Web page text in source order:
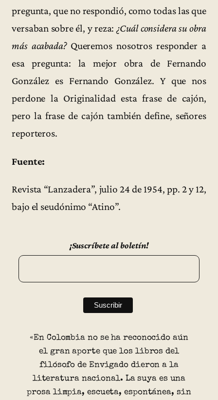
pregunta, que no respondió, como todas las que
versaban sobre él, y reza: ¿Cuál considera su obra
más acabada?Queremos nosotros responder a
esa pregunta: la mejor obra de Fernando
González es Fernando González. Y que nos
perdone la Originalidad esta frase de cajón,
pero la frase de cajón también define, señores
reporteros.
Fuente:
Revista “Lanzadera”, julio 24 de 1954, pp. 2 y 12,
bajo el seudónimo “Atino”.
¡Suscríbete al boletín!
«En Colombia no se ha reconocido aún
el gran aporte que los libros del
filósofo de Envigado dieron a la
literatura nacional. La suya es una
prosa limpia, escueta, espontánea, sin